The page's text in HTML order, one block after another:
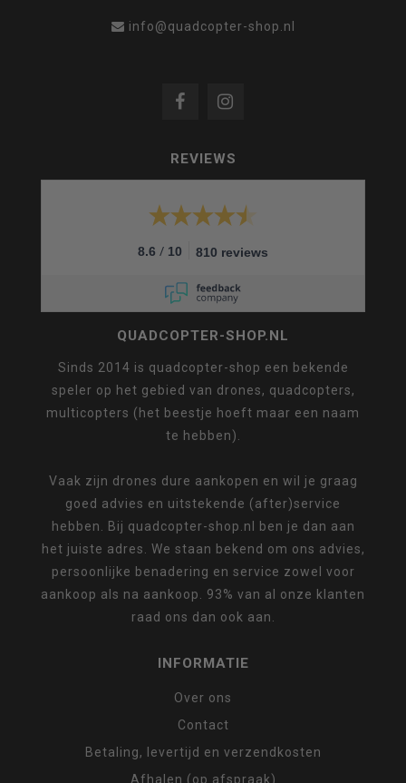
info@quadcopter-shop.nl
REVIEWS
8.6 / 10 810 reviews
QUADCOPTER-SHOP.NL
Sinds 2014 is quadcopter-shop een bekende
speler op het gebied van drones, quadcopters,
multicopters (het beestje hoeft maar een naam
te hebben).
Vaak zijn drones dure aankopen en wil je graag
goed advies en uitstekende (after)service
hebben. Bij quadcopter-shop.nl ben je dan aan
het juiste adres. We staan bekend om ons advies,
persoonlijke benadering en service zowel voor
aankoop als na aankoop. 93% van al onze klanten
raad ons dan ook aan.
INFORMATIE
Over ons
Contact
Betaling, levertijd en verzendkosten
Afhalen (op afspraak)